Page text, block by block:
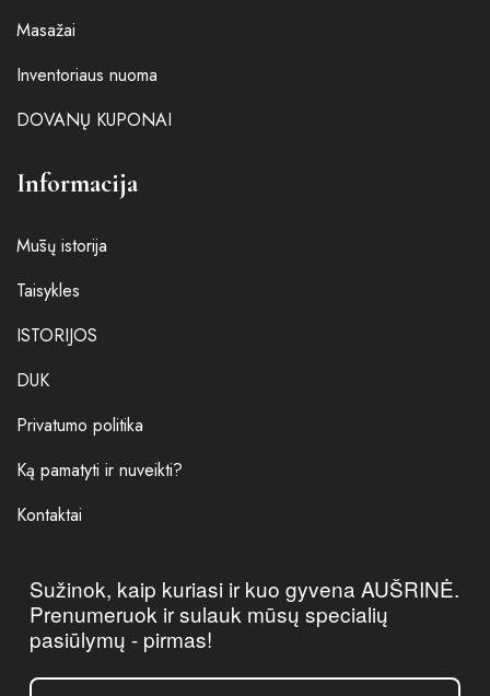
Masažai
Inventoriaus nuoma
DOVANŲ KUPONAI
Informacija
Mūsų istorija
Taisykles
ISTORIJOS
DUK
Privatumo politika
Ką pamatyti ir nuveikti?
Kontaktai
Sužinok, kaip kuriasi ir kuo gyvena AUŠRINĖ.
Prenumeruok ir sulauk mūsų specialių
pasiūlymų - pirmas!